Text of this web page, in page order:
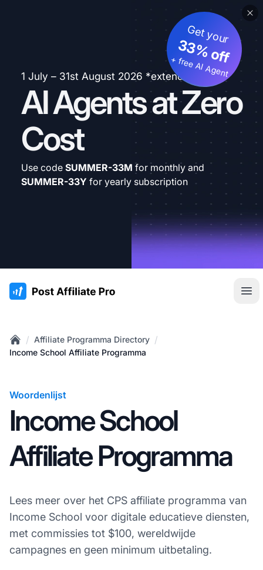
1 July – 31st August 2026 *extended
AI Agents at Zero
Cost
Get your
33% off
+ free AI Agent
Use code SUMMER-33M for monthly and
SUMMER-33Y for yearly subscription
:site.title
Home
/ Affiliate Programma Directory /
Income School Affiliate Programma
Woordenlijst
Income School
Affiliate Programma
Lees meer over het CPS affiliate programma van
Income School voor digitale educatieve diensten,
met commissies tot $100, wereldwijde
campagnes en geen minimum uitbetaling.